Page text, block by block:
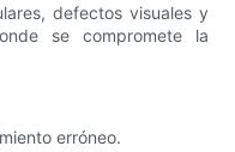
defectos visuales y
se compromete la
erróneo.